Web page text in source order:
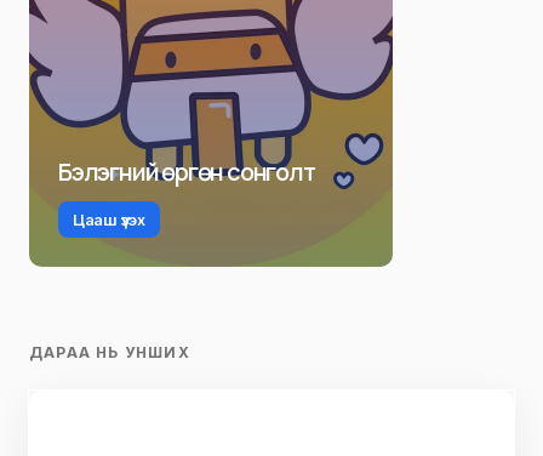
Бэлэгний өргөн сонголт
Цааш үзэх
ДАРАА НЬ УНШИХ